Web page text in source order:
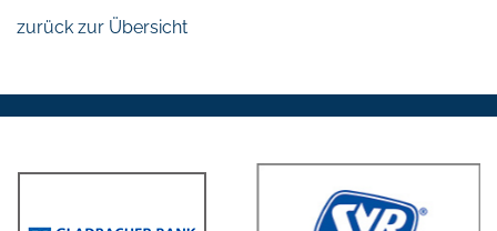
zurück zur Übersicht